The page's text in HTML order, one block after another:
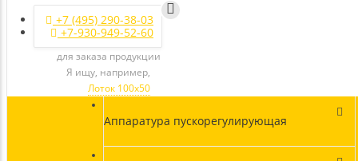
+7 (495) 290-38-03
+7-930-949-52-60
для заказа продукции
Я ищу, например,
Лоток 100х50
Аппаратура пускорегулирующая